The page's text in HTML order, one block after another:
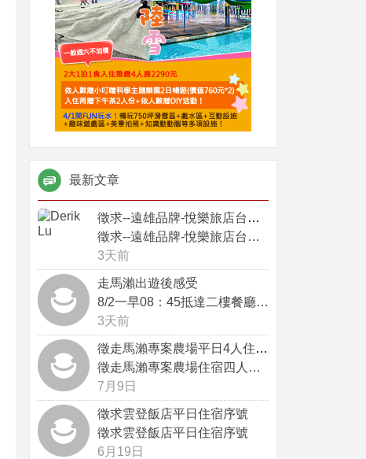
最新文章
徵求--遠雄品牌-悅樂旅店台中站前...
徵求--遠雄品牌-悅樂旅店台中站前...
3天前
走馬瀨出遊後感受
8/2一早08：45抵達二樓餐廳，...
3天前
徵走馬瀨專案農場平日4人住宿序號
徵走馬瀨專案農場住宿四人序號，感謝
7月9日
徵求雲登飯店平日住宿序號
徵求雲登飯店平日住宿序號
6月19日